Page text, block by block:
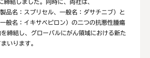
結しました。同時に、両社は、
製品名：スプリセル、一般名：ダサチニブ）と
一般名：イキサベピロン）の二つの抗悪性腫瘍
締結し、グローバルにがん領域における新た
いります。